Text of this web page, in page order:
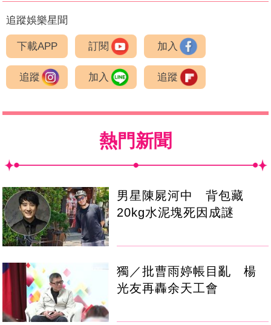
追蹤娛樂星聞
下載APP 訂閱 加入
追蹤 加入 追蹤
熱門新聞
男星陳屍河中 背包藏
20kg水泥塊死因成謎
獨／批曹雨婷帳目亂 楊
光友再轟余天工會